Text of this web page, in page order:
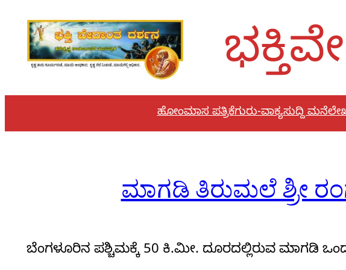
content
ಹೋಂಮಾಸ ಪತ್ರಿಕೆಗುರು-ವಾಕ್ಯಸುದ್ದಿ ಮನೆ
ಮಾಗಡಿ ತಿರುಮಲೆ ಶ್ರೀ
ಬೆಂಗಳೂರಿನ ಪಶ್ಚಿಮಕ್ಕೆ 50 ಕಿ.ಮೀ. ದೂರದಲ್ಲಿರುವ ಮಾಗಡಿ ಒಂದು